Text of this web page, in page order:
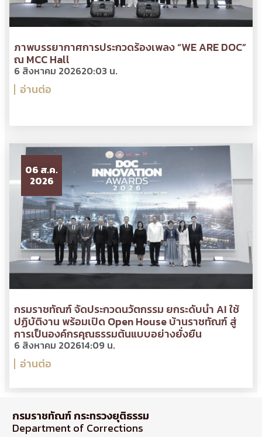
ภาพบรรยากาศการประกวดร้องเพลง “WE ARE DOC”
ณ MCC Hall
6 สิงหาคม 202620:03 น.
อ่านต่อ
06 ส.ค.
2026
กรมราชทัณฑ์ จัดประกวดนวัตกรรม ยกระดับนำ AI ใช้
ปฏิบัติงาน พร้อมเปิด Open House บ้านราชทัณฑ์ สู่
การเป็นองค์กรคุณธรรมต้นแบบอย่างยั่งยืน
6 สิงหาคม 202614:09 น.
อ่านต่อ
กรมราชทัณฑ์ กระทรวงยุติธรรม
Department of Corrections